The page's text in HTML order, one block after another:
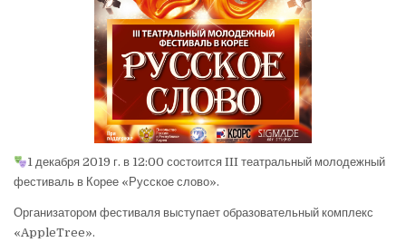
1 декабря 2019 г. в 12:00 состоится III театральный молодежный
фестиваль в Корее «Русское слово».
Организатором фестиваля выступает образовательный комплекс
«AppleTree».